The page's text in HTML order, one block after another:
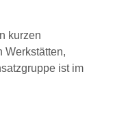
kurzen
Werkstätten,
ist im